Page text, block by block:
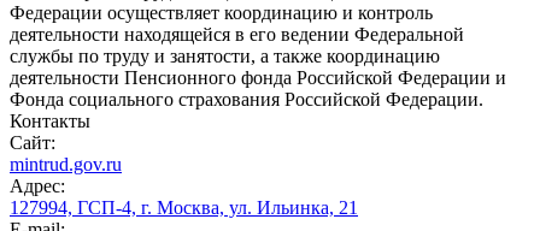
Федерации осуществляет координацию и контроль
деятельности находящейся в его ведении Федеральной
службы по труду и занятости, а также координацию
деятельности Пенсионного фонда Российской Федерации и
Фонда социального страхования Российской Федерации.
Контакты
Сайт:
mintrud.gov.ru
Адрес:
127994, ГСП-4, г. Москва, ул. Ильинка, 21